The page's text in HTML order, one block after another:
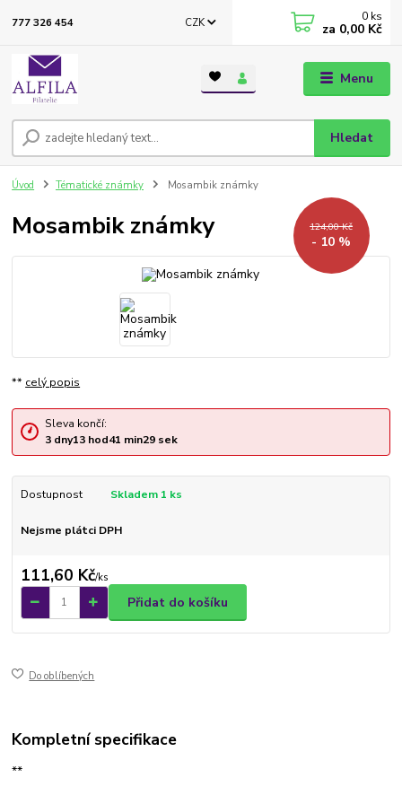
Menu
CZK
Hledat
777 326 454 0 ks
za 0,00 Kč
Úvod Tématické známky Mosambik známky
Mosambik známky 124,00 Kč
- 10 %
** celý popis
Sleva končí:
3 dny13hod41 min29sek
Dostupnost Skladem 1 ks
Nejsme plátci DPH
111,60 Kč/ks
Přidat do košíku
Do oblíbených
Kompletní specifikace
**